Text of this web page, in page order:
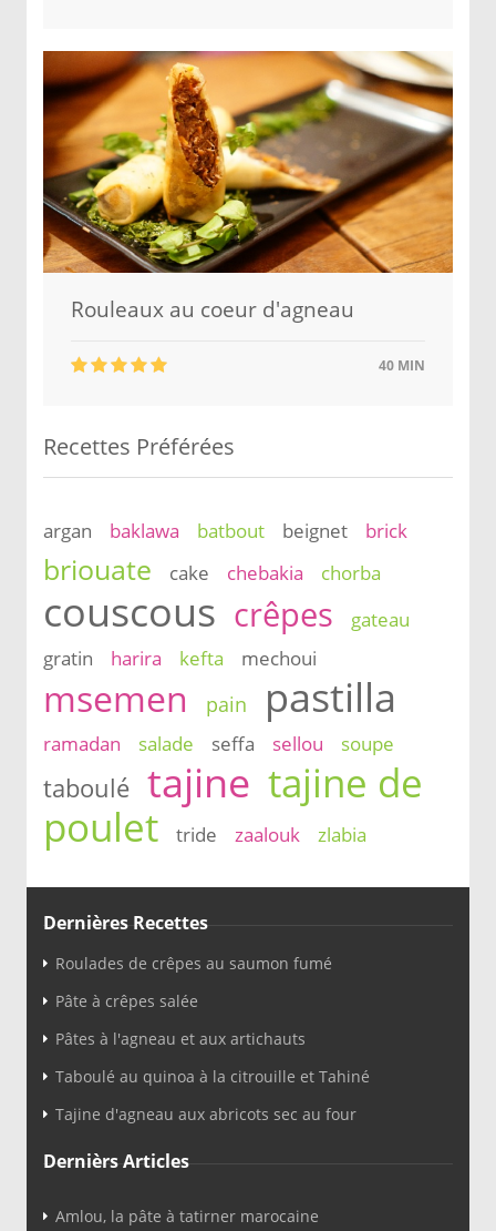
Rouleaux au coeur d'agneau
40 MIN
Recettes Préférées
argan baklawa batbout beignet brick
briouate cake chebakia chorba
couscous crêpes
gateau
gratin
harira kefta mechoui
msemen pain pastilla
ramadan salade seffa sellou soupe
taboulé tajine tajine de
poulet
tride zaalouk zlabia
Dernières Recettes
Roulades de crêpes au saumon fumé
Pâte à crêpes salée
Pâtes à l'agneau et aux artichauts
Taboulé au quinoa à la citrouille et Tahiné
Tajine d'agneau aux abricots sec au four
Dernièrs Articles
Amlou, la pâte à tatirner marocaine